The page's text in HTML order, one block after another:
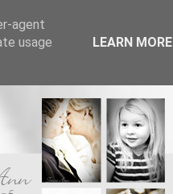
agent
usage
LEARN MORE